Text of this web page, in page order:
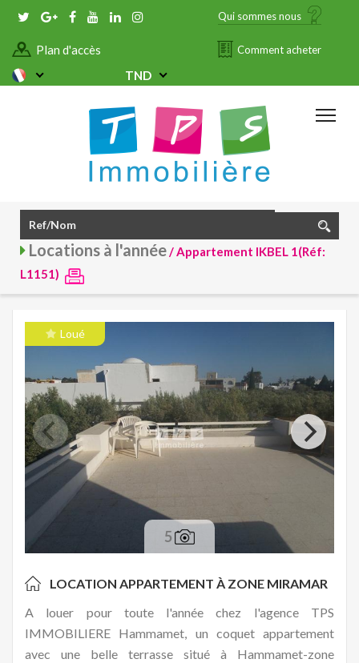
Qui sommes nous
Plan d'accès Comment acheter
TND
Locations à l'année/ Appartement IKBEL 1(Réf:
L1151)
Loué
5
LOCATION APPARTEMENT À ZONE MIRAMAR
A louer pour toute l'année chez l'agence TPS
IMMOBILIERE Hammamet, un coquet appartement
avec une belle terrasse situé à Hammamet-zone